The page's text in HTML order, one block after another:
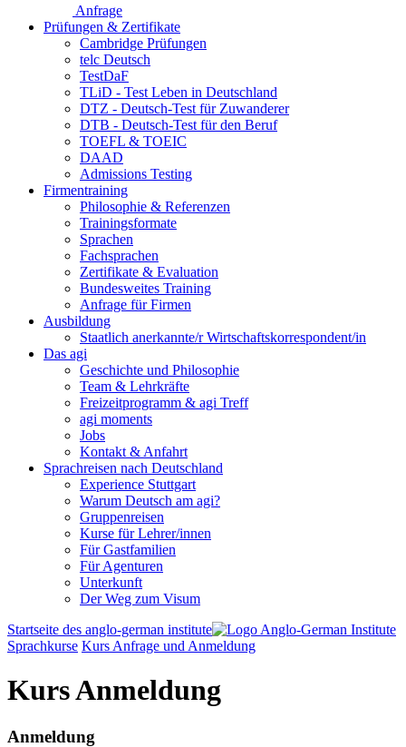
Anfrage
Prüfungen & Zertifikate
Cambridge Prüfungen
telc Deutsch
TestDaF
TLiD - Test Leben in Deutschland
DTZ - Deutsch-Test für Zuwanderer
DTB - Deutsch-Test für den Beruf
TOEFL & TOEIC
DAAD
Admissions Testing
Firmentraining
Philosophie & Referenzen
Trainingsformate
Sprachen
Fachsprachen
Zertifikate & Evaluation
Bundesweites Training
Anfrage für Firmen
Ausbildung
Staatlich anerkannte/r Wirtschaftskorrespondent/in
Das agi
Geschichte und Philosophie
Team & Lehrkräfte
Freizeitprogramm & agi Treff
agi moments
Jobs
Kontakt & Anfahrt
Sprachreisen nach Deutschland
Experience Stuttgart
Warum Deutsch am agi?
Gruppenreisen
Kurse für Lehrer/innen
Für Gastfamilien
Für Agenturen
Unterkunft
Der Weg zum Visum
Startseite des anglo-german institute
Sprachkurse Kurs Anfrage und Anmeldung
Kurs Anmeldung
Anmeldung